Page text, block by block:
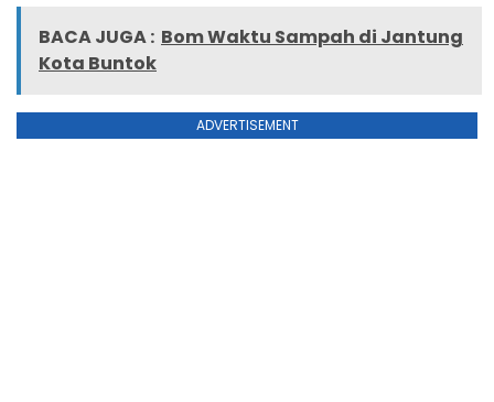
BACA JUGA : Bom Waktu Sampah di Jantung
Kota Buntok
ADVERTISEMENT